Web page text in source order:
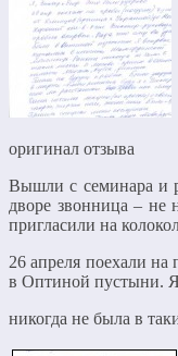
оригинал отзыва
Вышли с семинара и
дворе звонница – не
пригласили на
26 апреля поехали
в Оптиной пустыни.
никогда не была в